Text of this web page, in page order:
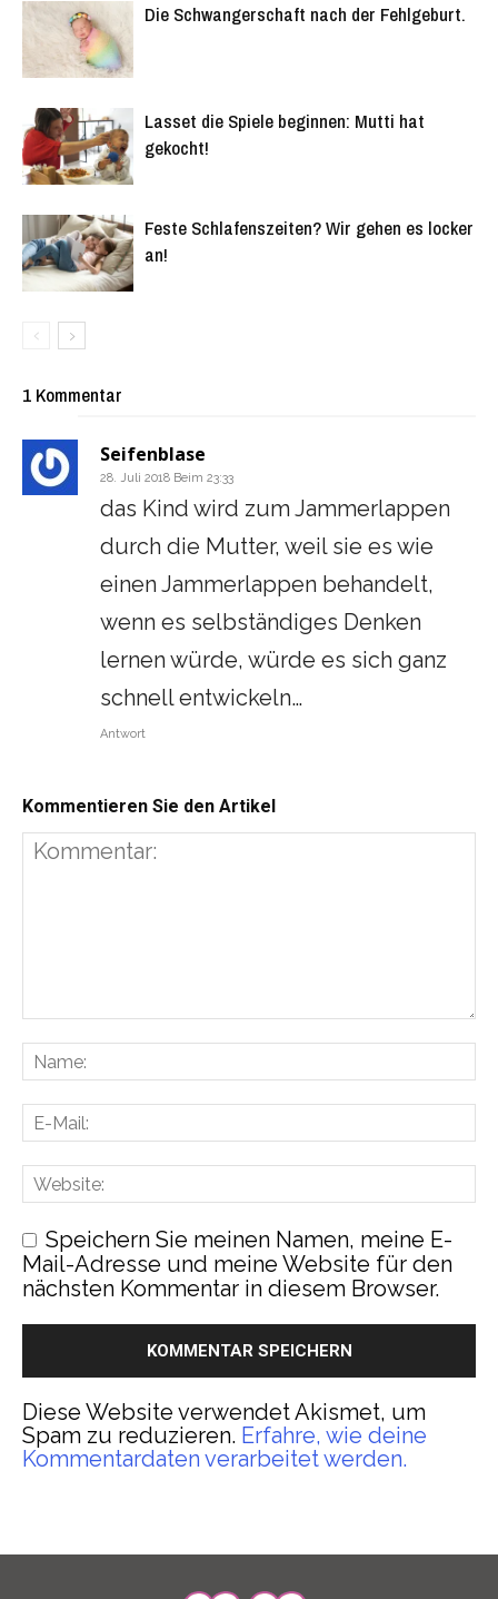
Die Schwangerschaft nach der Fehlgeburt.
Lasset die Spiele beginnen: Mutti hat
gekocht!
Feste Schlafenszeiten? Wir gehen es locker
an!
1 Kommentar
Seifenblase
28. Juli 2018 Beim 23:33
das Kind wird zum Jammerlappen
durch die Mutter, weil sie es wie
einen Jammerlappen behandelt,
wenn es selbständiges Denken
lernen würde, würde es sich ganz
schnell entwickeln…
Antwort
Kommentieren Sie den Artikel
Speichern Sie meinen Namen, meine E-
Mail-Adresse und meine Website für den
nächsten Kommentar in diesem Browser.
Diese Website verwendet Akismet, um
Spam zu reduzieren. Erfahre, wie deine
Kommentardaten verarbeitet werden.